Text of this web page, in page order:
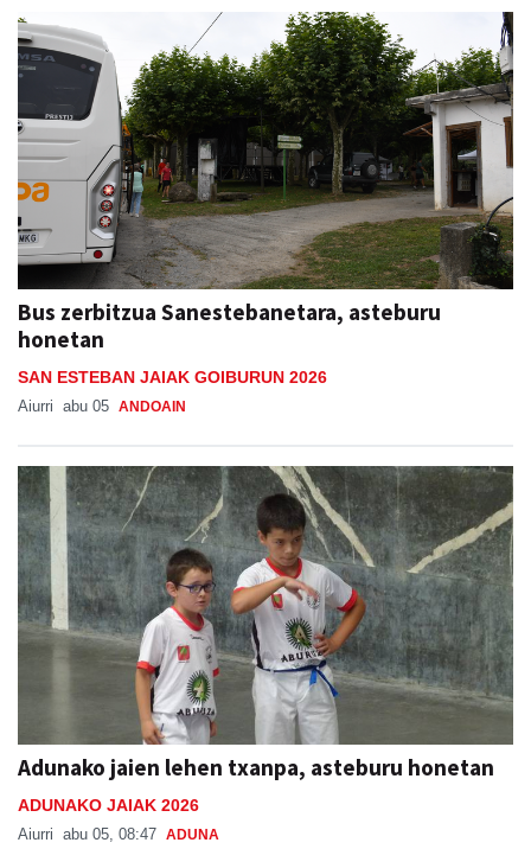
Bus zerbitzua Sanestebanetara, asteburu
honetan
SAN ESTEBAN JAIAK GOIBURUN 2026
Aiurri abu 05 ANDOAIN
Adunako jaien lehen txanpa, asteburu honetan
ADUNAKO JAIAK 2026
Aiurri abu 05, 08:47 ADUNA